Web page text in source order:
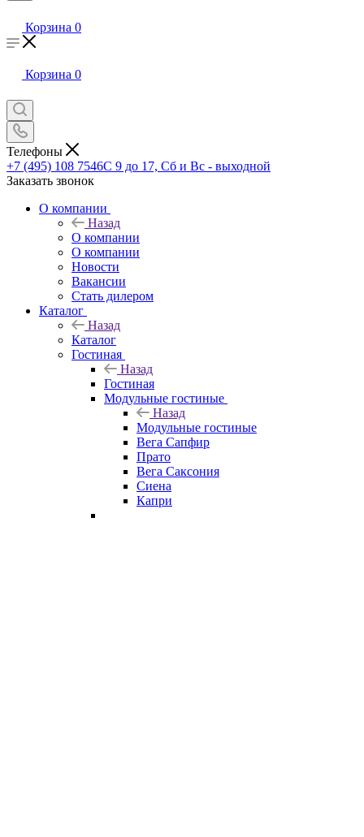
Корзина 0
Корзина 0
Телефоны
+7 (495) 108 7546С 9 до 17, Сб и Вс - выходной
Заказать звонок
О компании
Назад
О компании
О компании
Новости
Вакансии
Стать дилером
Каталог
Назад
Каталог
Гостиная
Назад
Гостиная
Модульные гостиные
Назад
Модульные гостиные
Вега Сапфир
Прато
Вега Саксония
Сиена
Капри